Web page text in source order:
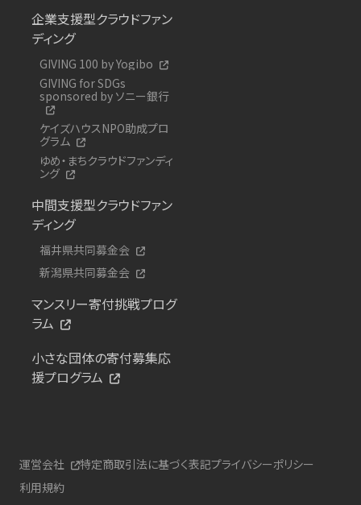
企業支援型クラウドファン
ディング
GIVING 100 by Yogibo
GIVING for SDGs
sponsored by ソニー銀行
ケイズハウスNPO助成プロ
グラム
ゆめ・まちクラウドファンディ
ング
中間支援型クラウドファン
ディング
福井県共同募金会
新潟県共同募金会
マンスリー寄付挑戦プログ
ラム
小さな団体の寄付募集応
援プログラム
運営会社 特定商取引法に基づく表記プライバシーポリシー
利用規約